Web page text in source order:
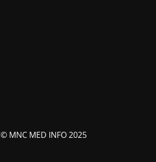
© MNC MED INFO 2025